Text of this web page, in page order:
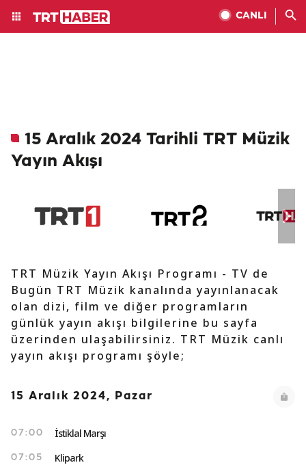
CANLI
15 Aralık 2024 Tarihli TRT Müzik
Yayın Akışı
TRT Müzik Yayın Akışı Programı - TV de
Bugün TRT Müzik kanalında yayınlanacak
olan dizi, film ve diğer programların
günlük yayın akışı bilgilerine bu sayfa
üzerinden ulaşabilirsiniz. TRT Müzik canlı
yayın akışı programı şöyle;
15 Aralık 2024, Pazar
07:00 İstiklal Marşı
07:05 Klipark